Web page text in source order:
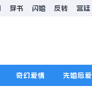
穿书 闪婚 反转 宫廷
奇幻爱情 先婚后爱